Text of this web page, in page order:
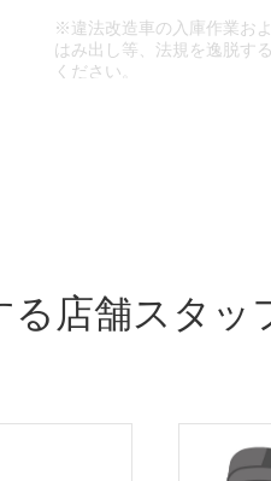
※違法改造車の入庫作業お
はみ出し等、法規を逸脱す
ください。
る店舗スタッ